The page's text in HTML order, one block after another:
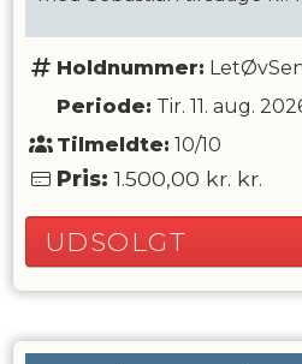
Holdnummer:
Periode: Tir. 11. aug.
Tilmeldte: 10/10
Pris: 1.500,00 kr. kr.
UDSOLGT